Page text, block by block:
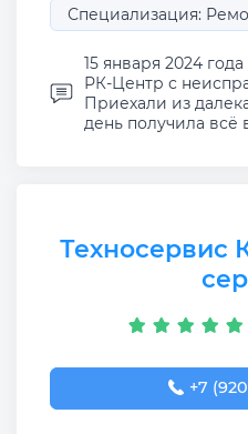
Специализация:
15 января 2024
РК-Центр с
Приехали из
день получила всё
Техносервис
+7+7